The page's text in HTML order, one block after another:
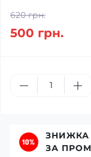
620 грн.
500 грн.
ЗНИЖКА
ЗА